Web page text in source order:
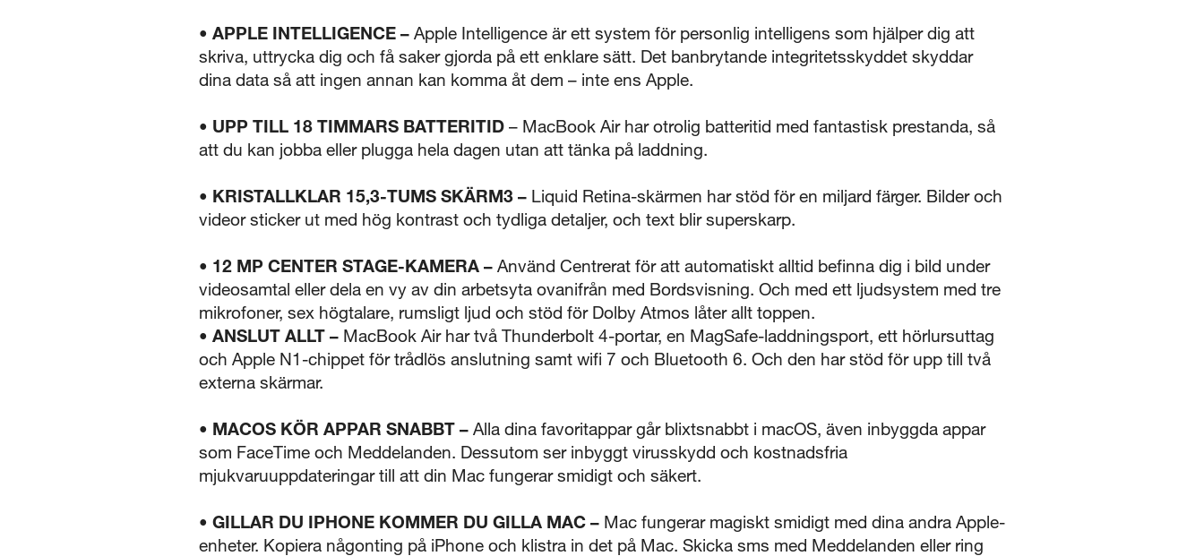
• APPLE INTELLIGENCE – Apple Intelligence är ett system för personlig intelligens som hjälper dig att
skriva, uttrycka dig och få saker gjorda på ett enklare sätt. Det banbrytande integritetsskyddet skyddar
dina data så att ingen annan kan komma åt dem – inte ens Apple.
• UPP TILL 18 TIMMARS BATTERITID – MacBook Air har otrolig batteritid med fantastisk prestanda, så
att du kan jobba eller plugga hela dagen utan att tänka på laddning.
• KRISTALLKLAR 15,3-TUMS SKÄRM3 – Liquid Retina-skärmen har stöd för en miljard färger. Bilder och
videor sticker ut med hög kontrast och tydliga detaljer, och text blir superskarp.
• 12 MP CENTER STAGE-KAMERA – Använd Centrerat för att automatiskt alltid befinna dig i bild under
videosamtal eller dela en vy av din arbetsyta ovanifrån med Bordsvisning. Och med ett ljudsystem med tre
mikrofoner, sex högtalare, rumsligt ljud och stöd för Dolby Atmos låter allt toppen.
• ANSLUT ALLT – MacBook Air har två Thunderbolt 4-portar, en MagSafe-laddningsport, ett hörlursuttag
och Apple N1-chippet för trådlös anslutning samt wifi 7 och Bluetooth 6. Och den har stöd för upp till två
externa skärmar.
• MACOS KÖR APPAR SNABBT – Alla dina favoritappar går blixtsnabbt i macOS, även inbyggda appar
som FaceTime och Meddelanden. Dessutom ser inbyggt virusskydd och kostnadsfria
mjukvaruuppdateringar till att din Mac fungerar smidigt och säkert.
• GILLAR DU IPHONE KOMMER DU GILLA MAC – Mac fungerar magiskt smidigt med dina andra Apple-
enheter. Kopiera någonting på iPhone och klistra in det på Mac. Skicka sms med Meddelanden eller ring